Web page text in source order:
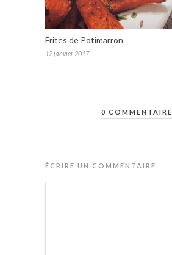
Frites de Potimarron
12 janvier 2017
0 COMMENTAIRE
ÉCRIRE UN COMMENTAIRE